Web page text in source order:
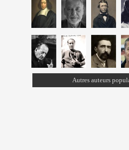
Autres auteurs